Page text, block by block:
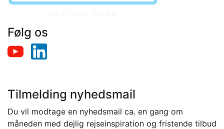
Følg os
Tilmelding nyhedsmail
Du vil modtage en nyhedsmail ca. en gang om
måneden med dejlig rejseinspiration og fristende tilbud